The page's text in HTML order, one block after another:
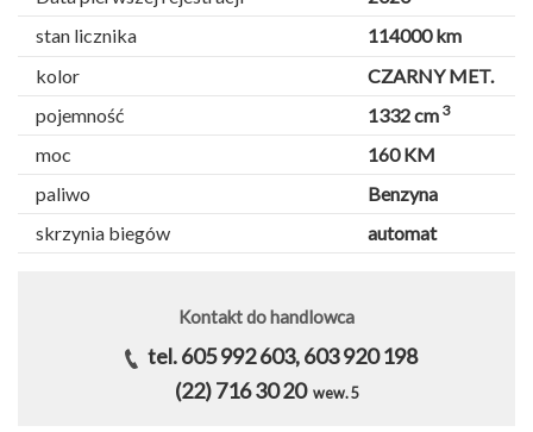
stan licznika
114000 km
kolor
CZARNY MET.
pojemność
1332 cm 3
moc
160 KM
paliwo
Benzyna
skrzynia biegów
automat
Kontakt do handlowca
tel. 605 992 603, 603 920 198
(22) 716 30 20 wew. 5